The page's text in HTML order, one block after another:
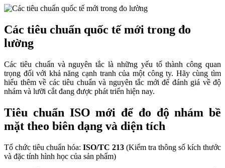
Các tiêu chuẩn quốc tế mới trong đo
lường
Các tiêu chuẩn và nguyên tắc là những yếu tố thành công quan
trọng đối với khả năng cạnh tranh của một công ty. Hãy cùng tìm
hiểu thêm về các tiêu chuẩn và nguyên tắc mới để đánh giá về độ
nhám và lưỡi cắt đang được phát triển hiện nay.
Tiêu chuẩn ISO mới để đo độ nhám bề
mặt theo biên dạng và diện tích
Tổ chức tiêu chuẩn hóa: ISO/TC 213 (Kiểm tra thông số kích thước
và đặc tính hình học của sản phẩm)